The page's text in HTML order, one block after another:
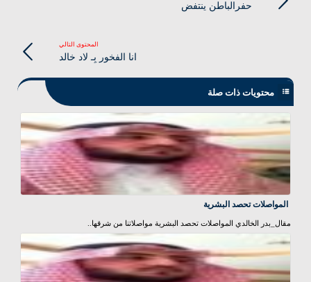
حفرالباطن ينتفض
المحتوى التالي
انا الفخور بِـ لاد خالد
محتويات ذات صلة
المواصلات تحصد البشرية
مقال_بدر الخالدي المواصلات تحصد البشرية مواصلاتنا من شرقها..